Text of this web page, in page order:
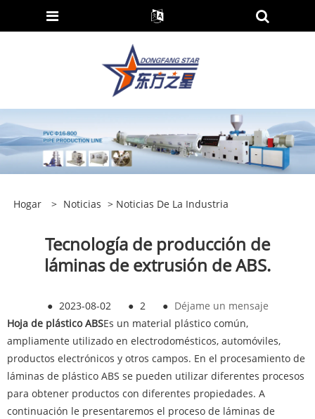
Hogar > Noticias > Noticias De La Industria
Tecnología de producción de
láminas de extrusión de ABS.
● 2023-08-02 ● 2 ● Déjame un mensaje
Hoja de plástico ABSEs un material plástico común,
ampliamente utilizado en electrodomésticos, automóviles,
productos electrónicos y otros campos. En el procesamiento de
láminas de plástico ABS se pueden utilizar diferentes procesos
para obtener productos con diferentes propiedades. A
continuación le presentaremos el proceso de láminas de